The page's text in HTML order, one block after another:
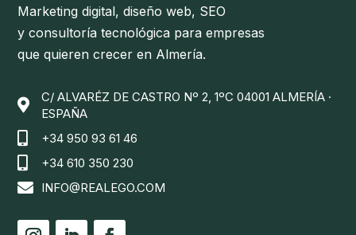
Marketing digital, diseño web, SEO
y consultoría tecnológica para empresas
que quieren crecer en Almería.

C/ ALVARÉZ DE CASTRO Nº 2, 1ºC 04001 ALMERÍA ·
ESPAÑA
 +34 950 93 61 46
 +34 610 350 230
 INFO@REALEGO.COM